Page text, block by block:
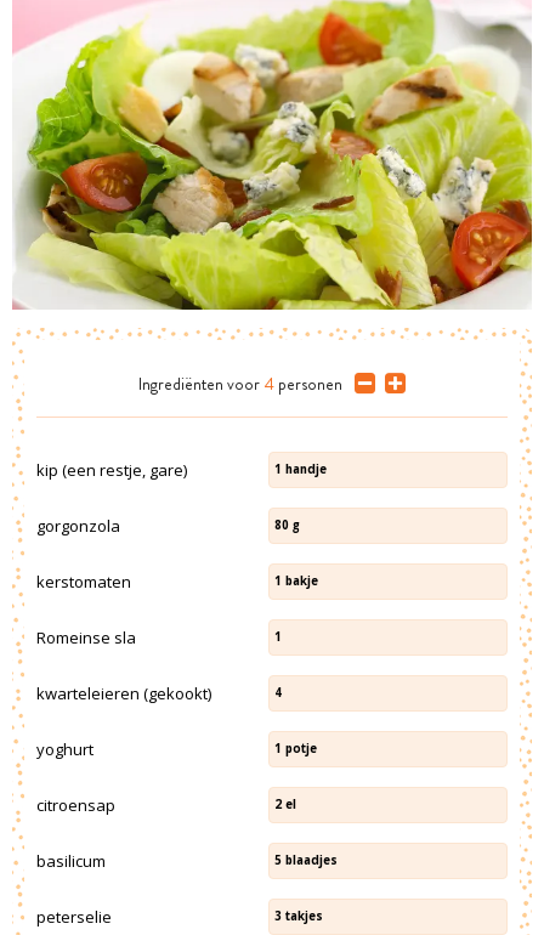
Ingrediënten voor 4 personen
kip (een restje, gare) 1 handje
gorgonzola 80 g
kerstomaten 1 bakje
Romeinse sla 1
kwarteleieren (gekookt) 4
yoghurt 1 potje
citroensap 2 el
basilicum 5 blaadjes
peterselie 3 takjes